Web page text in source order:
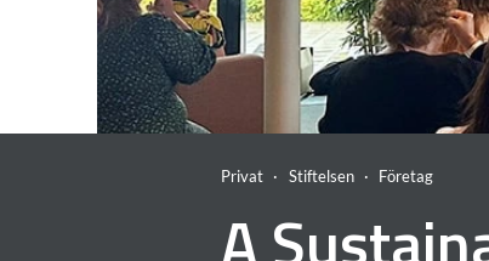
Privat Stiftelsen Företag